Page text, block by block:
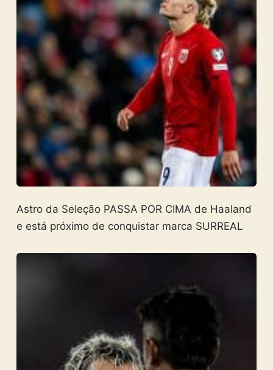
Astro da Seleção PASSA POR CIMA de Haaland
e está próximo de conquistar marca SURREAL